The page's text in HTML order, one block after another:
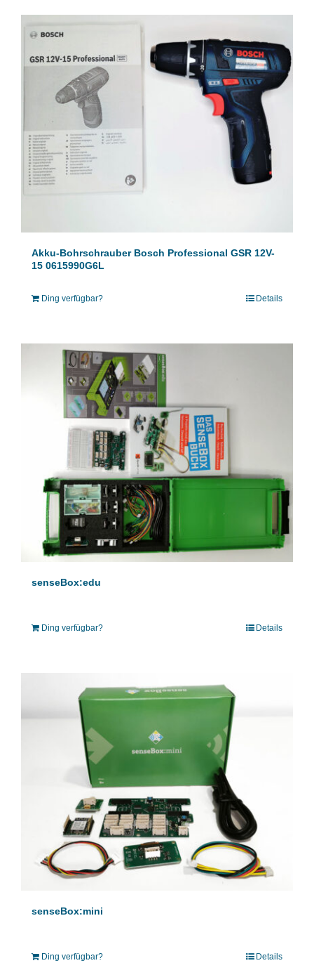
Akku-Bohrschrauber Bosch Professional GSR 12V-
15 0615990G6L
Ding verfügbar? Details
senseBox:edu
Ding verfügbar? Details
senseBox:mini
Ding verfügbar? Details